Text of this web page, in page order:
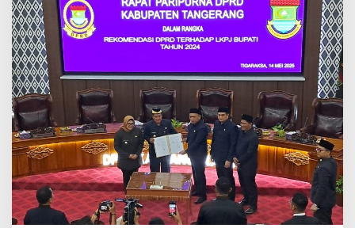
T
g
e
r
a
n
g
S
a
m
p
a